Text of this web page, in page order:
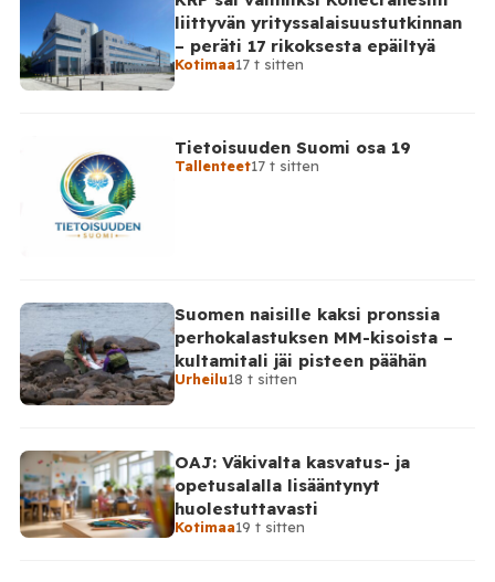
liittyvän yrityssalaisuustutkinnan
– peräti 17 rikoksesta epäiltyä
Kotimaa17 t sitten
Tietoisuuden Suomi osa 19
Tallenteet17 t sitten
Suomen naisille kaksi pronssia
perhokalastuksen MM-kisoista –
kultamitali jäi pisteen päähän
Urheilu18 t sitten
OAJ: Väkivalta kasvatus- ja
opetusalalla lisääntynyt
huolestuttavasti
Kotimaa19 t sitten